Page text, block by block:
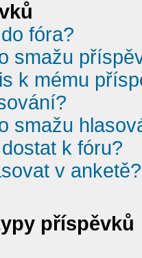
fóra?
smažu
k mému
smažu
k fóru?
v anketě?
příspěvků